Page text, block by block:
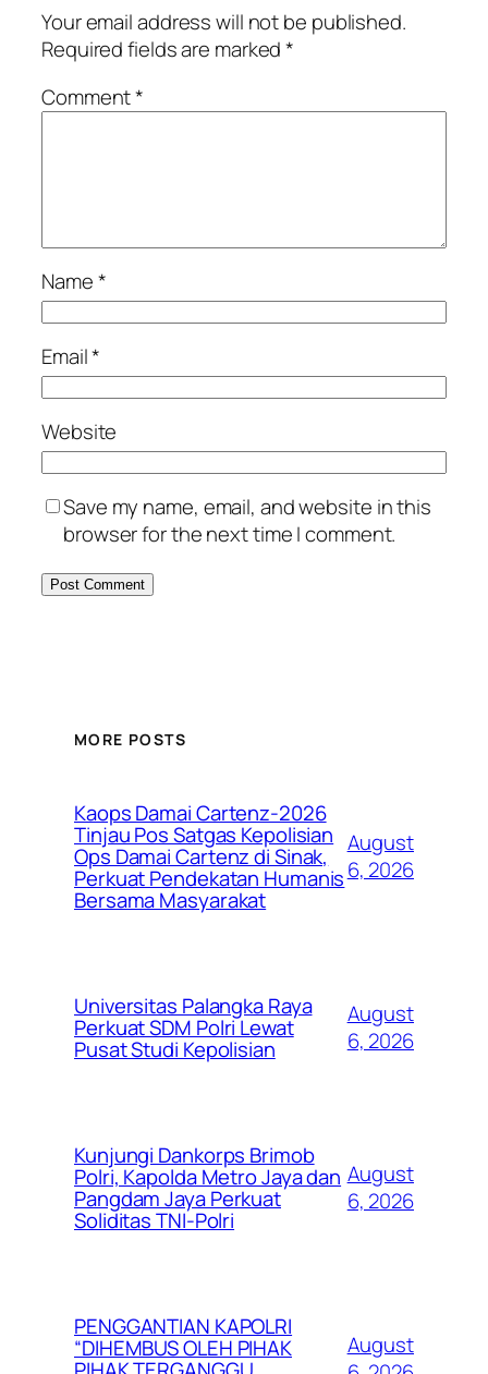
Your email address will not be published.
Required fields are marked*
Comment*
Name*
Email*
Website
Save my name, email, and website in this
browser for the next time I comment.
MORE POSTS
Kaops Damai Cartenz-2026
Tinjau Pos Satgas Kepolisian
Ops Damai Cartenz di Sinak,
Perkuat Pendekatan Humanis
Bersama Masyarakat
August
6, 2026
Universitas Palangka Raya
Perkuat SDM Polri Lewat
Pusat Studi Kepolisian
August
6, 2026
Kunjungi Dankorps Brimob
Polri, Kapolda Metro Jaya dan
Pangdam Jaya Perkuat
Soliditas TNI-Polri
August
6, 2026
PENGGANTIAN KAPOLRI
“DIHEMBUS OLEH PIHAK
August